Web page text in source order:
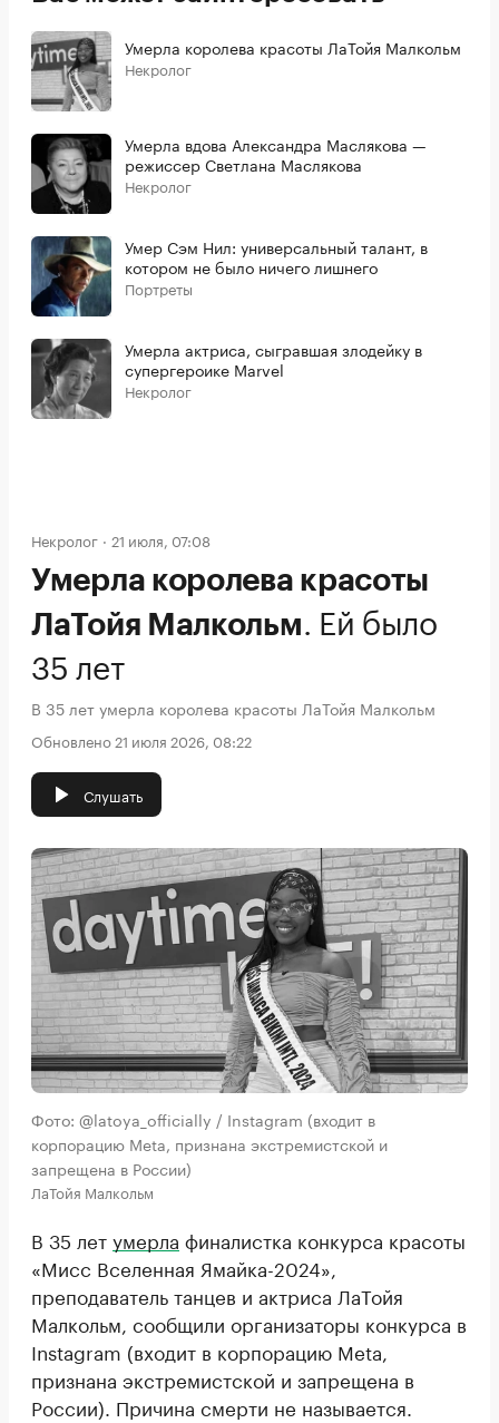
Умерла королева красоты ЛаТойя Малкольм
Некролог
Умерла вдова Александра Маслякова —
режиссер Светлана Маслякова
Некролог
Умер Сэм Нил: универсальный талант, в
котором не было ничего лишнего
Портреты
Умерла актриса, сыгравшая злодейку в
супергероике Marvel
Некролог
Некролог 21 июля, 07:08
Умерла королева красоты
ЛаТойя Малкольм. Ей было
35 лет
В 35 лет умерла королева красоты ЛаТойя Малкольм
Обновлено 21 июля 2026, 08:22
Слушать
Фото: @latoya_officially / Instagram (входит в
корпорацию Meta, признана экстремистской и
запрещена в России)
ЛаТойя Малкольм
В 35 летумерла финалистка конкурса красоты
«Мисс Вселенная Ямайка-2024»,
преподаватель танцев и актриса ЛаТойя
Малкольм, сообщили организаторы конкурса в
Instagram (входит в корпорацию Meta,
признана экстремистской и запрещена в
России). Причина смерти не называется.